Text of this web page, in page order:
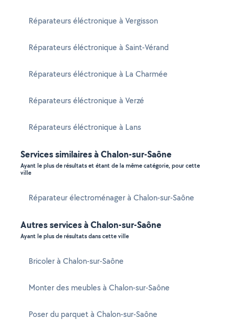
Réparateurs éléctronique à Vergisson
Réparateurs éléctronique à Saint-Vérand
Réparateurs éléctronique à La Charmée
Réparateurs éléctronique à Verzé
Réparateurs éléctronique à Lans
Services similaires à Chalon-sur-Saône
Ayant le plus de résultats et étant de la même catégorie, pour cette
ville
Réparateur électroménager à Chalon-sur-Saône
Autres services à Chalon-sur-Saône
Ayant le plus de résultats dans cette ville
Bricoler à Chalon-sur-Saône
Monter des meubles à Chalon-sur-Saône
Poser du parquet à Chalon-sur-Saône